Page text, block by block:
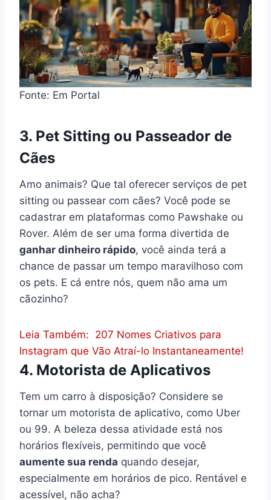
Fonte: Em Portal
3. Pet Sitting ou Passeador de
Cães
Amo animais? Que tal oferecer serviços de pet
sitting ou passear com cães? Você pode se
cadastrar em plataformas como Pawshake ou
Rover. Além de ser uma forma divertida de
ganhar dinheiro rápido, você ainda terá a
chance de passar um tempo maravilhoso com
os pets. E cá entre nós, quem não ama um
cãozinho?
Leia Também: 207 Nomes Criativos para
Instagram que Vão Atraí-lo Instantaneamente!
4. Motorista de Aplicativos
Tem um carro à disposição? Considere se
tornar um motorista de aplicativo, como Uber
ou 99. A beleza dessa atividade está nos
horários flexíveis, permitindo que você
aumente sua renda quando desejar,
especialmente em horários de pico. Rentável e
acessível, não acha?